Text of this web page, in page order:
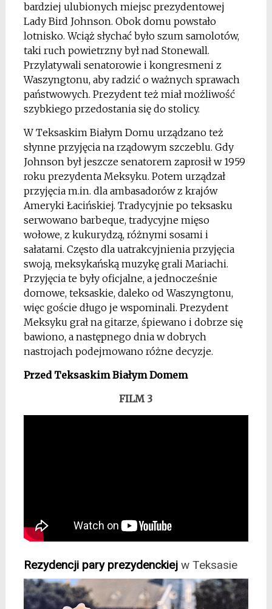
bardziej ulubionych miejsc prezydentowej
Lady Bird Johnson. Obok domu powstało
lotnisko. Wciąż słychać było szum samolotów,
taki ruch powietrzny był nad Stonewall.
Przylatywali senatorowie i kongresmeni z
Waszyngtonu, aby radzić o ważnych sprawach
państwowych. Prezydent też miał możliwość
szybkiego przedostania się do stolicy.
W Teksaskim Białym Domu urządzano też
słynne przyjęcia na rządowym szczeblu. Gdy
Johnson był jeszcze senatorem zaprosił w 1959
roku prezydenta Meksyku. Potem urządzał
przyjęcia m.in. dla ambasadorów z krajów
Ameryki Łacińskiej. Tradycyjnie po teksasku
serwowano barbeque, tradycyjne mięso
wołowe, z kukurydzą, różnymi sosami i
sałatami. Często dla uatrakcyjnienia przyjęcia
swoją, meksykańską muzykę grali Mariachi.
Przyjęcia te były oficjalne, a jednocześnie
domowe, teksaskie, daleko od Waszyngtonu,
więc goście długo je wspominali. Prezydent
Meksyku grał na gitarze, śpiewano i dobrze się
bawiono, a następnego dnia w dobrych
nastrojach podejmowano różne decyzje.
Przed Teksaskim Białym Domem
FILM 3
Rezydencji pary prezydenckiejw Teksasie